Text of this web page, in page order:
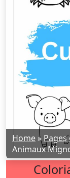
Home »
Animaux